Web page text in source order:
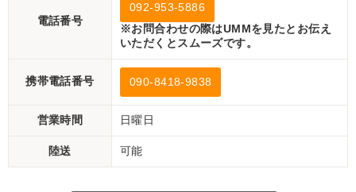
電話番号
092-953-5886
※お問合わせの際はUMMを見たとお伝え
いただくとスムーズです。
携帯電話番号 090-8418-9838
営業時間 日曜日
陸送 可能